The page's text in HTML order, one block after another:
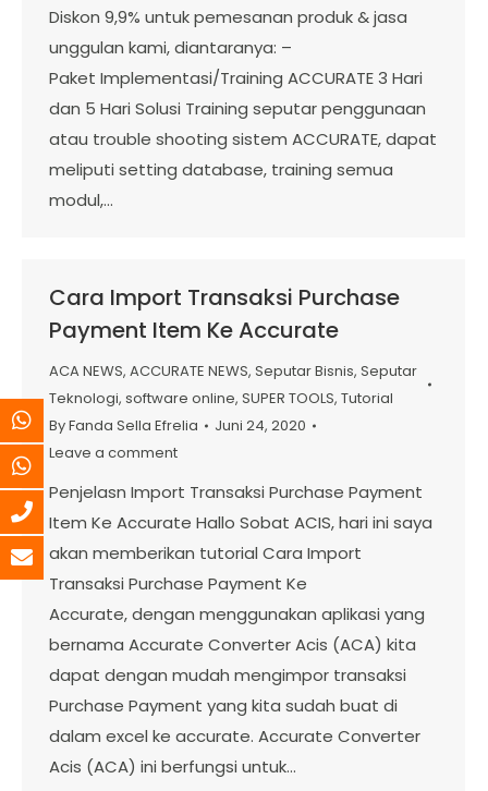
Diskon 9,9% untuk pemesanan produk & jasa
unggulan kami, diantaranya: –
Paket Implementasi/Training ACCURATE 3 Hari
dan 5 Hari Solusi Training seputar penggunaan
atau trouble shooting sistem ACCURATE, dapat
meliputi setting database, training semua
modul,…
Cara Import Transaksi Purchase
Payment Item Ke Accurate
ACA NEWS, ACCURATE NEWS, Seputar Bisnis, Seputar
Teknologi, software online, SUPER TOOLS, Tutorial
ByFanda Sella Efrelia
Juni 24, 2020
Leave a comment
Penjelasn Import Transaksi Purchase Payment
Item Ke Accurate Hallo Sobat ACIS, hari ini saya
akan memberikan tutorial Cara Import
Transaksi Purchase Payment Ke
Accurate, dengan menggunakan aplikasi yang
bernama Accurate Converter Acis (ACA) kita
dapat dengan mudah mengimpor transaksi
Purchase Payment yang kita sudah buat di
dalam excel ke accurate. Accurate Converter
Acis (ACA) ini berfungsi untuk…